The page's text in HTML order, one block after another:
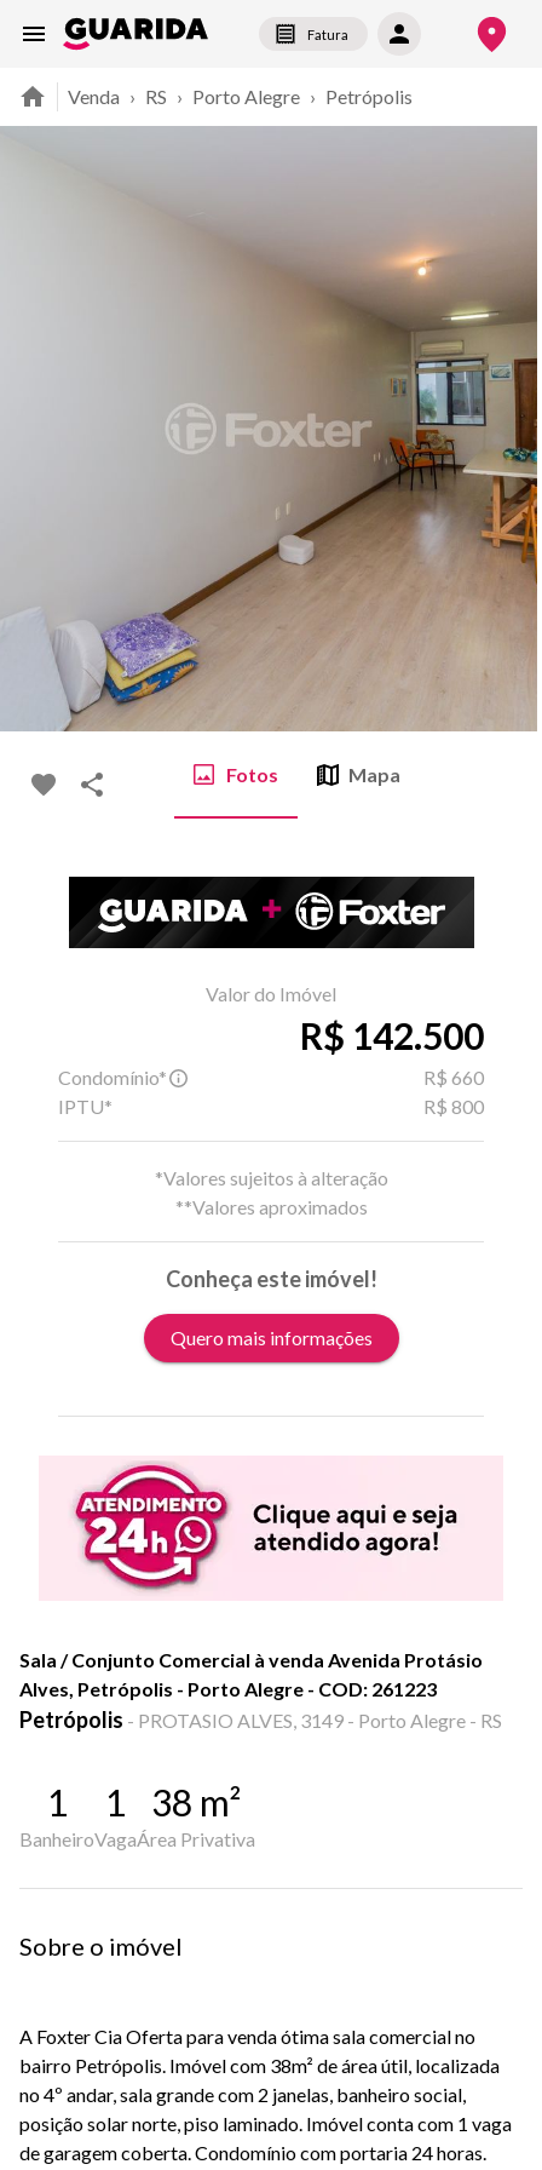
Fatura
Venda › RS › Porto Alegre › Petrópolis
Fotos Mapa
Valor do Imóvel
R$ 142.500
Condomínio*
R$ 660
IPTU*
R$ 800
*Valores sujeitos à alteração
**Valores aproximados
Conheça este imóvel!
Quero mais informações
Sala / Conjunto Comercial à venda Avenida Protásio
Alves, Petrópolis - Porto Alegre - COD: 261223
Petrópolis - PROTASIO ALVES, 3149 - Porto Alegre - RS
1
Banheiro
1
Vaga
38 m²
Área Privativa
Sobre o imóvel
A Foxter Cia Oferta para venda ótima sala comercial no
bairro Petrópolis. Imóvel com 38m² de área útil, localizada
no 4º andar, sala grande com 2 janelas, banheiro social,
posição solar norte, piso laminado. Imóvel conta com 1 vaga
de garagem coberta. Condomínio com portaria 24 horas.